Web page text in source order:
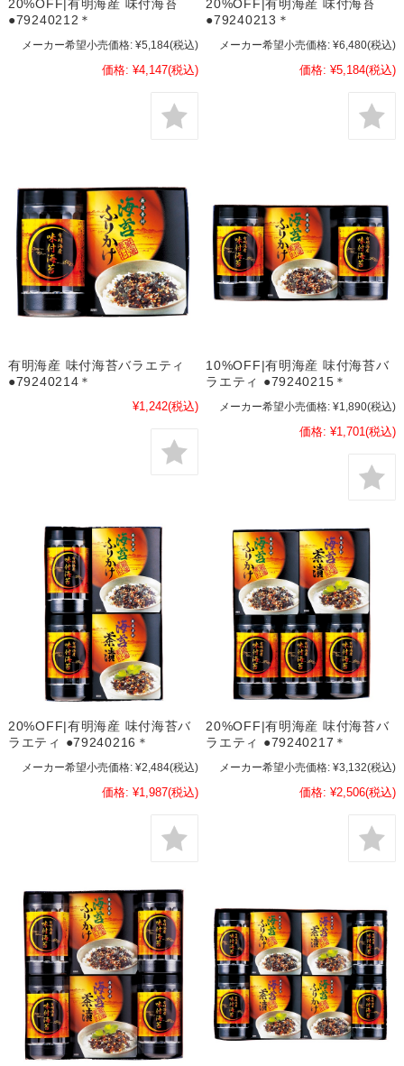
20%OFF|有明海産 味付海苔
●79240212＊
メーカー希望小売価格: ¥5,184(税込)
価格: ¥4,147(税込)
20%OFF|有明海産 味付海苔
●79240213＊
メーカー希望小売価格: ¥6,480(税込)
価格: ¥5,184(税込)
有明海産 味付海苔バラエティ
●79240214＊
¥1,242(税込)
10%OFF|有明海産 味付海苔バ
ラエティ ●79240215＊
メーカー希望小売価格: ¥1,890(税込)
価格: ¥1,701(税込)
20%OFF|有明海産 味付海苔バ
ラエティ ●79240216＊
メーカー希望小売価格: ¥2,484(税込)
価格: ¥1,987(税込)
20%OFF|有明海産 味付海苔バ
ラエティ ●79240217＊
メーカー希望小売価格: ¥3,132(税込)
価格: ¥2,506(税込)